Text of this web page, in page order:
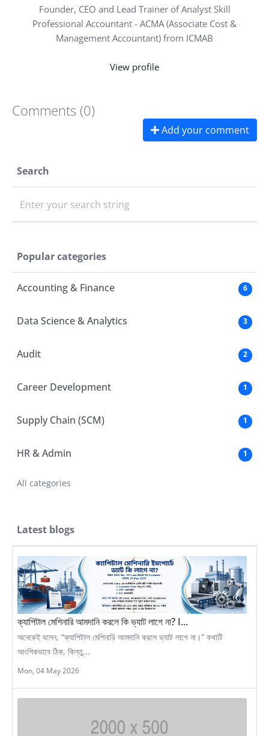
Founder, CEO and Lead Trainer of Analyst Skill
Professional Accountant - ACMA (Associate Cost &
Management Accountant) from ICMAB
MBA in International Business(DU) and BBA in
Member, Institute of Internal Auditors (IIA)
Currently working in managerial position in Hoda Vasi
Chowdhury & Co. Chartered Accountants
View profile
Comments (0)
Add your comment
Search
Enter your search string
Popular categories
Accounting & Finance 6
Data Science & Analytics 3
Audit 2
Career Development 1
Supply Chain (SCM) 1
HR & Admin 1
All categories
Latest blogs
ক্যাপিটাল মেশিনারি আমদানি করলে কি ভ্যাট লাগে না? I...
অনেকেই বলেন, “ক্যাপিটাল মেশিনারি আমদানি করলে ভ্যাট লাগে না।” কথাটি
আংশিকভাবে ঠিক, কিন্তু...
Mon, 04 May 2026